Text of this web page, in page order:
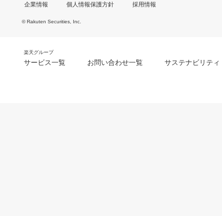
企業情報 個人情報保護方針 採用情報
© Rakuten Securities, Inc.
楽天グループ
サービス一覧 お問い合わせ一覧 サステナビリティ